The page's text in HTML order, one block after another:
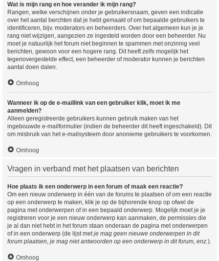
Wat is mijn rang en hoe verander ik mijn rang?
Rangen, welke verschijnen onder je gebruikersnaam, geven een indicatie
over het aantal berchten dat je hebt gemaakt of om bepaalde gebruikers te
identificeren, bijv. moderators en beheerders. Over het algemeen kun je je
rang niet wijzigen, aangezien ze ingesteld worden door een beheerder. Nu
moet je natuurlijk het forum niet beginnen te spammen met onzinnig veel
berichten, gewoon voor een hogere rang. Dit heeft zelfs mogelijk het
tegenovergestelde effect, een beheerder of moderator kunnen je berichten
aantal doen dalen.
Omhoog
Wanneer ik op de e-maillink van een gebruiker klik, moet ik me
aanmelden?
Alleen geregistreerde gebruikers kunnen gebruik maken van het
ingebouwde e-mailformulier (indien de beheerder dit heeft ingeschakeld). Dit
om misbruik van het e-mailsysteem door anonieme gebruikers te voorkomen.
Omhoog
Vragen in verband met het plaatsen van berichten
Hoe plaats ik een onderwerp in een forum of maak een reactie?
Om een nieuw onderwerp in één van de forums te plaatsen of om een reactie
op een onderwerp te maken, klik je op de bijhorende knop op ofwel de
pagina met onderwerpen of in een bepaald onderwerp. Mogelijk moet je je
registreren voor je een nieuw onderwerp kan aanmaken, de permissies die
je al dan niet hebt in het forum staan onderaan de pagina met onderwerpen
of in een onderwerp (de lijst met je mag geen nieuwe onderwerpen in dit
forum plaatsen, je mag niet antwoorden op een onderwerp in dit forum, enz. ).
Omhoog